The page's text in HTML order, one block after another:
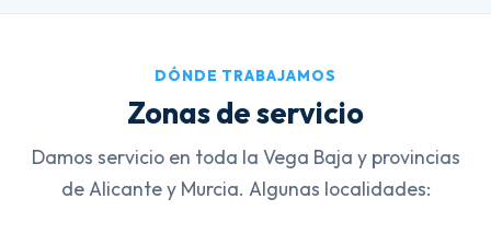
DÓNDE TRABAJAMOS
Zonas de servicio
Damos servicio en toda la Vega Baja y provincias
de Alicante y Murcia. Algunas localidades: